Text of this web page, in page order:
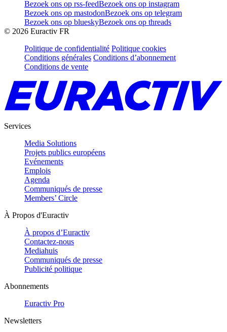
Bezoek ons op rss-feedBezoek ons op instagram
Bezoek ons op mastodonBezoek ons op telegram
Bezoek ons op blueskyBezoek ons op threads
© 2026 Euractiv FR
Politique de confidentialité Politique cookies
Conditions générales Conditions d’abonnement
Conditions de vente
Services
Media Solutions
Projets publics européens
Evénements
Emplois
Agenda
Communiqués de presse
Members’ Circle
À Propos d'Euractiv
À propos d’Euractiv
Contactez-nous
Mediahuis
Communiqués de presse
Publicité politique
Abonnements
Euractiv Pro
Newsletters